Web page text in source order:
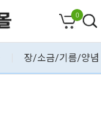
0
장/소금/기름/양념